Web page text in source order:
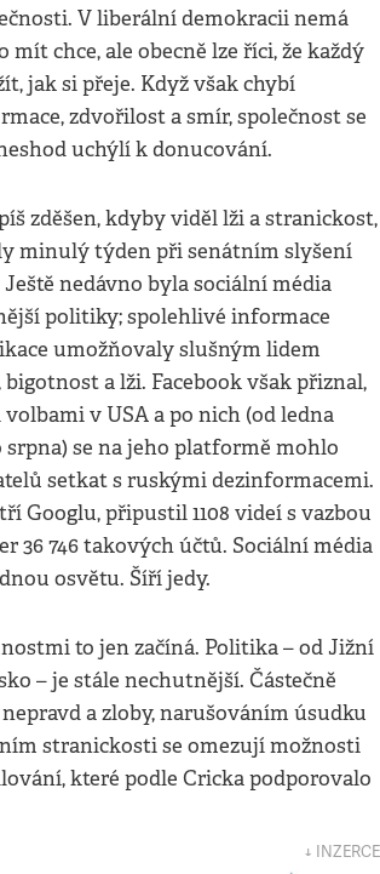
V liberální demokracii nemá
mít chce, ale obecně lze říci, že každý
jak si přeje. Když však chybí
zdvořilost a smír, společnost se
uchýlí k donucování.
zděšen, kdyby viděl lži a stranickost,
minulý týden při senátním slyšení
nedávno byla sociální média
politiky; spolehlivé informace
umožňovaly slušným lidem
a lži. Facebook však přiznal,
v USA a po nich (od ledna
srpna) se na jeho platformě mohlo
setkat s ruskými dezinformacemi.
Googlu, připustil 1108 videí s vazbou
36 746 takových účtů. Sociální média
osvětu. Šíří jedy.
to jen začíná. Politika – od Jižní
– je stále nechutnější. Částečně
a zloby, narušováním úsudku
stranickosti se omezují možnosti
které podle Cricka podporovalo
↓ INZERCE